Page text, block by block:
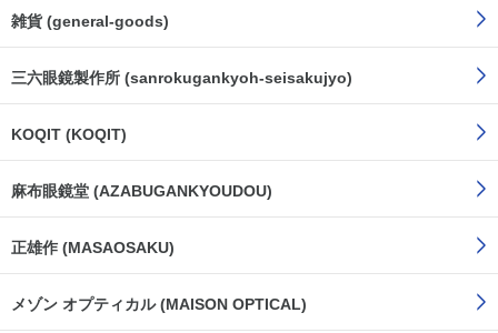
雑貨 (general-goods)
三六眼鏡製作所 (sanrokugankyoh-seisakujyo)
KOQIT (KOQIT)
麻布眼鏡堂 (AZABUGANKYOUDOU)
正雄作 (MASAOSAKU)
メゾン オプティカル (MAISON OPTICAL)